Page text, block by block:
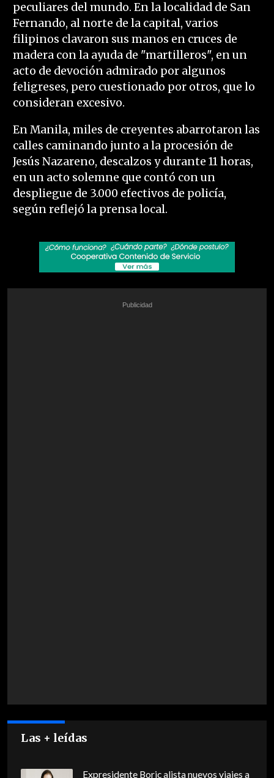
peculiares del mundo. En la localidad de San
Fernando, al norte de la capital, varios
filipinos clavaron sus manos en cruces de
madera con la ayuda de "martilleros", en un
acto de devoción admirado por algunos
feligreses, pero cuestionado por otros, que lo
consideran excesivo.
En Manila, miles de creyentes abarrotaron las
calles caminando junto a la procesión de
Jesús Nazareno, descalzos y durante 11 horas,
en un acto solemne que contó con un
despliegue de 3.000 efectivos de policía,
según reflejó la prensa local.
Las + leídas
Expresidente Boric alista nuevos viajes a